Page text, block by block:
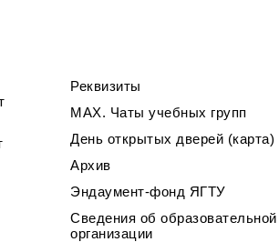
Реквизиты
МАХ. Чаты учебных групп
День открытых дверей (карта)
Архив
Эндаумент-фонд ЯГТУ
Сведения об образовательной
организации